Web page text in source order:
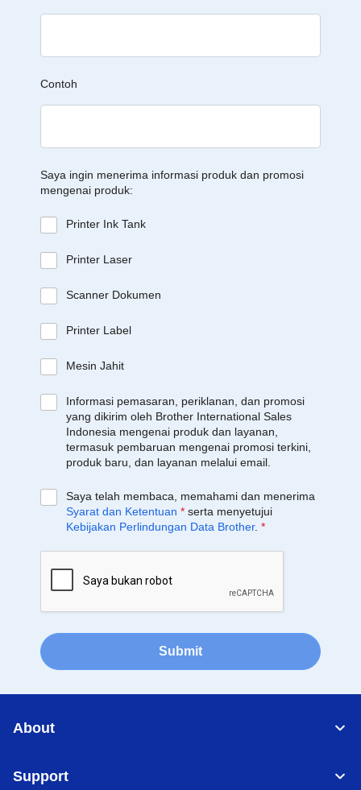
Contoh
Saya ingin menerima informasi produk dan promosi
mengenai produk:
Printer Ink Tank
Printer Laser
Scanner Dokumen
Printer Label
Mesin Jahit
Informasi pemasaran, periklanan, dan promosi
yang dikirim oleh Brother International Sales
Indonesia mengenai produk dan layanan,
termasuk pembaruan mengenai promosi terkini,
produk baru, dan layanan melalui email.
Saya telah membaca, memahami dan menerima
Syarat dan Ketentuan * serta menyetujui
Kebijakan Perlindungan Data Brother. *
Submit
About
Support